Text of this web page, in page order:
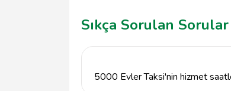
Sıkça Sorulan Sorular
5000 Evler Taksi'nin hizmet